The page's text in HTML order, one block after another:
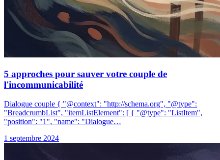
5 approches pour sauver votre couple de
l'incommunicabilité
Dialogue couple { "@context": "http://schema.org", "@type":
"BreadcrumbList", "itemListElement": [ { "@type": "ListItem",
"position": "1", "name": "Dialogue…
1 septembre 2024